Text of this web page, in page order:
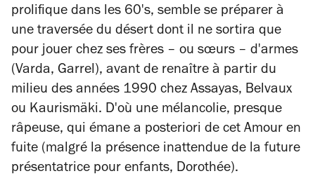
prolifique dans les 60's, semble se préparer à
une traversée du désert dont il ne sortira que
pour jouer chez ses frères – ou sœurs – d'armes
(Varda, Garrel), avant de renaître à partir du
milieu des années 1990 chez Assayas, Belvaux
ou Kaurismäki. D'où une mélancolie, presque
râpeuse, qui émane a posteriori de cet Amour en
fuite (malgré la présence inattendue de la future
présentatrice pour enfants, Dorothée).